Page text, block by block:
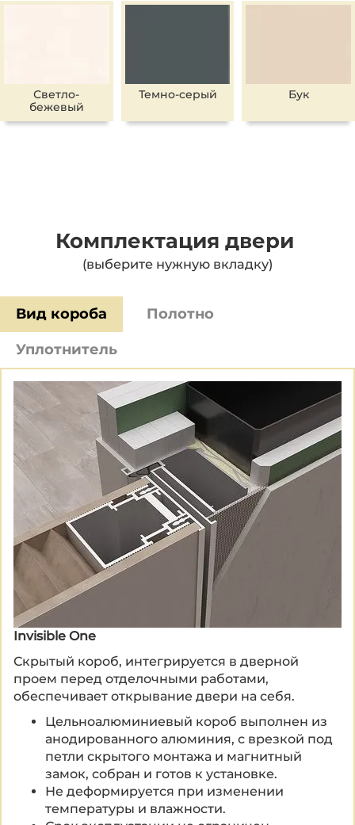
Светло-
бежевый
Темно-серый Бук
Комплектация двери
(выберите нужную вкладку)
Вид короба Полотно
Уплотнитель
Invisible One
Скрытый короб, интегрируется в дверной
проем перед отделочными работами,
обеспечивает открывание двери на себя.
Цельноалюминиевый короб выполнен из
анодированного алюминия, с врезкой под
петли скрытого монтажа и магнитный
замок, собран и готов к установке.
Не деформируется при изменении
температуры и влажности.
Сотовое наполнение двери
Состав полотна:
высокопрочной алюминиевая рама,
фрезеровочными отверстиями под петли и
замок
полотно хдф (благодаря своей высокой
плотности обладает лучшей
влагостойкостью)
сотовая панель
грунтовка глубокого проникновения
Термоэластопласт (ТЭП)
экологически безопасен, проявляет
эластичность при низких температурах, более
стойкий к нагреву, позволяет придать
изделиям легкий вес и добиться минимального
расхода материала, долгий срок службы
благодаря высоким эксплуатационным
характеристикам.